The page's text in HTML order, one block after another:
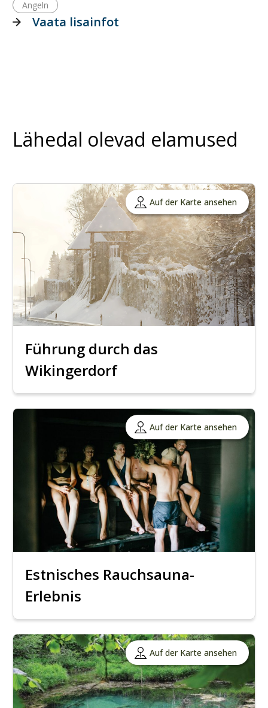
Angeln
Vaata lisainfot
Lähedal olevad elamused
Auf der Karte ansehen
Führung durch das
Wikingerdorf
Auf der Karte ansehen
Estnisches Rauchsauna-
Erlebnis
Auf der Karte ansehen